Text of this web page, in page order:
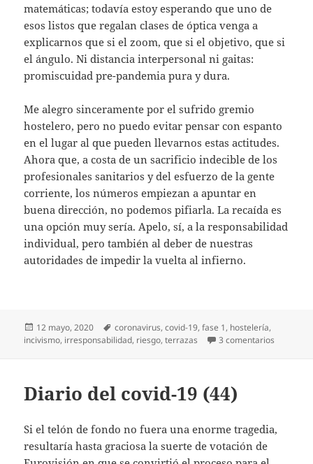
matemáticas; todavía estoy esperando que uno de
esos listos que regalan clases de óptica venga a
explicarnos que si el zoom, que si el objetivo, que si
el ángulo. Ni distancia interpersonal ni gaitas:
promiscuidad pre-pandemia pura y dura.
Me alegro sinceramente por el sufrido gremio
hostelero, pero no puedo evitar pensar con espanto
en el lugar al que pueden llevarnos estas actitudes.
Ahora que, a costa de un sacrificio indecible de los
profesionales sanitarios y del esfuerzo de la gente
corriente, los números empiezan a apuntar en
buena dirección, no podemos pifiarla. La recaída es
una opción muy sería. Apelo, sí, a la responsabilidad
individual, pero también al deber de nuestras
autoridades de impedir la vuelta al infierno.
Publicado
el
12 mayo, 2020 Etiquetas
coronavirus,covid-19,fase 1, hostelería,
incivismo, irresponsabilidad, riesgo,terrazas 3 comentarios
Diario del covid-19 (44)
Si el telón de fondo no fuera una enorme tragedia,
resultaría hasta graciosa la suerte de votación de